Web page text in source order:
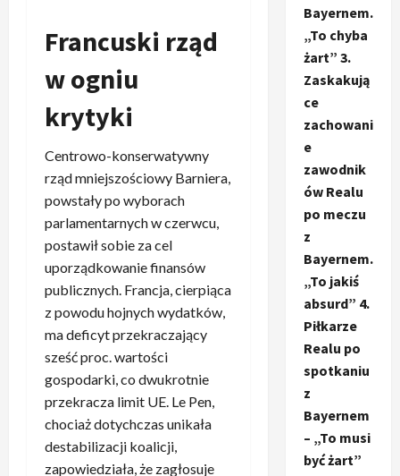
Francuski rząd
w ogniu
krytyki
Centrowo-konserwatywny
rząd mniejszościowy Barniera,
powstały po wyborach
parlamentarnych w czerwcu,
postawił sobie za cel
uporządkowanie finansów
publicznych. Francja, cierpiąca
z powodu hojnych wydatków,
ma deficyt przekraczający
sześć proc. wartości
gospodarki, co dwukrotnie
przekracza limit UE. Le Pen,
chociaż dotychczas unikała
destabilizacji koalicji,
zapowiedziała, że zagłosuje
Bayernem.
„To chyba
żart” 3.
Zaskakują
ce
zachowani
e
zawodnik
ów Realu
po meczu
z
Bayernem.
„To jakiś
absurd” 4.
Piłkarze
Realu po
spotkaniu
z
Bayernem
– „To musi
być żart”